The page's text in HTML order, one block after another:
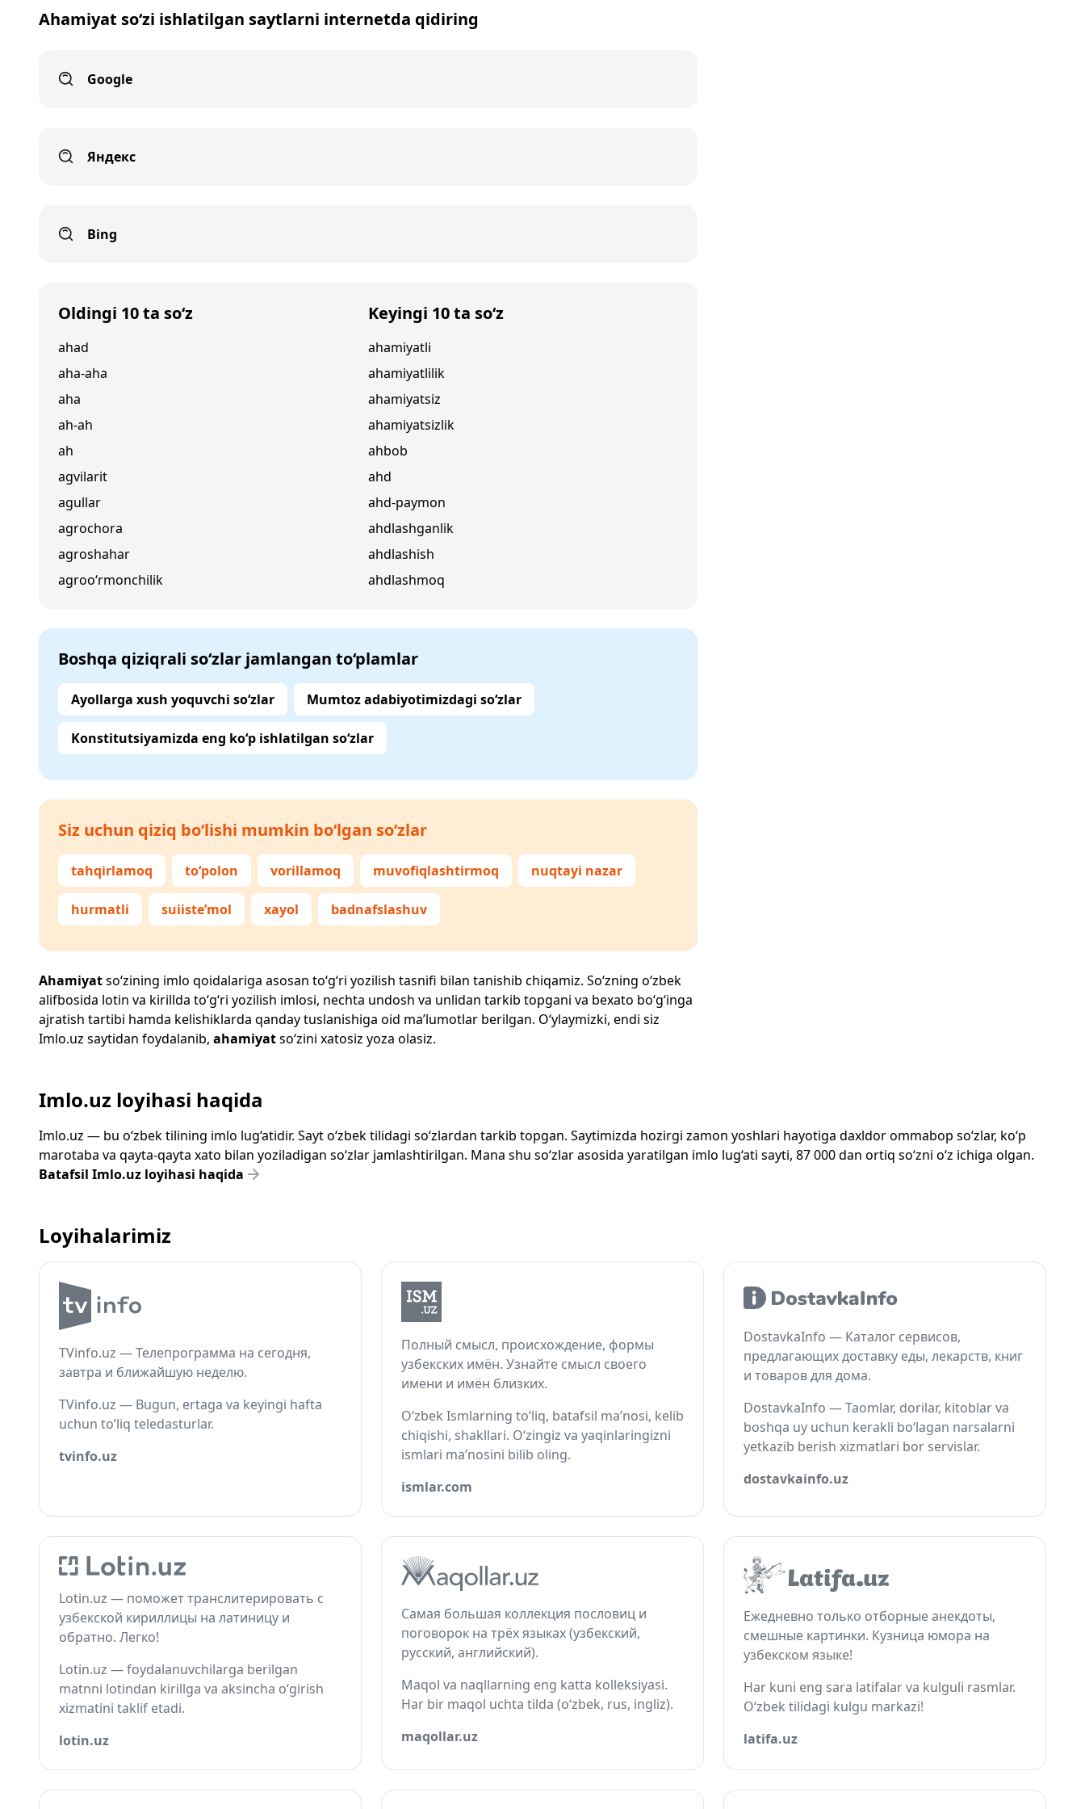
Ahamiyat so‘zi ishlatilgan saytlarni internetda qidiring
Google
Яндекс
Bing
Oldingi 10 ta so‘z
ahad
aha-aha
aha
ah-ah
ah
agvilarit
agullar
agrochora
agroshahar
agroo‘rmonchilik
Keyingi 10 ta so‘z
ahamiyatli
ahamiyatlilik
ahamiyatsiz
ahamiyatsizlik
ahbob
ahd
ahd-paymon
ahdlashganlik
ahdlashish
ahdlashmoq
Boshqa qiziqrali so‘zlar jamlangan to‘plamlar
Ayollarga xush yoquvchi so‘zlar Mumtoz adabiyotimizdagi so‘zlar
Konstitutsiyamizda eng ko‘p ishlatilgan so‘zlar
Siz uchun qiziq bo‘lishi mumkin bo‘lgan so‘zlar
tahqirlamoq to‘polon vorillamoq muvofiqlashtirmoq nuqtayi nazar
hurmatli suiiste’mol xayol badnafslashuv
Ahamiyatso‘zining imlo qoidalariga asosan to‘g‘ri yozilish tasnifi bilan tanishib chiqamiz. So‘zning o‘zbek
alifbosida lotin va kirillda to‘g‘ri yozilish imlosi, nechta undosh va unlidan tarkib topgani va bexato bo‘g‘inga
ajratish tartibi hamda kelishiklarda qanday tuslanishiga oid ma’lumotlar berilgan. O‘ylaymizki, endi siz
Imlo.uz saytidan foydalanib, ahamiyatso‘zini xatosiz yoza olasiz.
Imlo.uz loyihasi haqida
Imlo.uz — bu o‘zbek tilining imlo lug‘atidir. Sayt o‘zbek tilidagi so‘zlardan tarkib topgan. Saytimizda hozirgi zamon yoshlari hayotiga daxldor ommabop so‘zlar, ko‘p
marotaba va qayta-qayta xato bilan yoziladigan so‘zlar jamlashtirilgan. Mana shu so‘zlar asosida yaratilgan imlo lug‘ati sayti, 87 000 dan ortiq so‘zni o‘z ichiga olgan.
Batafsil Imlo.uz loyihasi haqida
Loyihalarimiz
TVinfo.uz — Телепрограмма на сегодня,
завтра и ближайшую неделю.
TVinfo.uz — Bugun, ertaga va keyingi hafta
uchun to‘liq teledasturlar.
tvinfo.uz
Полный смысл, происхождение, формы
узбекских имён. Узнайте смысл своего
имени и имён близких.
O‘zbek Ismlarning to‘liq, batafsil ma’nosi, kelib
chiqishi, shakllari. O‘zingiz va yaqinlaringizni
ismlari ma’nosini bilib oling.
ismlar.com
DostavkaInfo — Каталог сервисов,
предлагающих доставку еды, лекарств, книг
и товаров для дома.
DostavkaInfo — Taomlar, dorilar, kitoblar va
boshqa uy uchun kerakli bo‘lagan narsalarni
yetkazib berish xizmatlari bor servislar.
dostavkainfo.uz
Lotin.uz — поможет транслитерировать с
узбекской кириллицы на латиницу и
обратно. Легко!
Lotin.uz — foydalanuvchilarga berilgan
matnni lotindan kirillga va aksincha o‘girish
xizmatini taklif etadi.
lotin.uz
Самая большая коллекция пословиц и
поговорок на трёх языках (узбекский,
русский, английский).
Maqol va naqllarning eng katta kolleksiyasi.
Har bir maqol uchta tilda (o‘zbek, rus, ingliz).
maqollar.uz
Ежедневно только отборные анекдоты,
смешные картинки. Кузница юмора на
узбекском языке!
Har kuni eng sara latifalar va kulguli rasmlar.
O‘zbek tilidagi kulgu markazi!
latifa.uz